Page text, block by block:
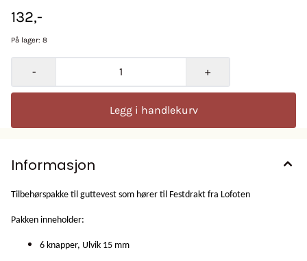
132,-
På lager: 8
- +
Legg i handlekurv
Informasjon
Tilbehørspakke til guttevest som hører til Festdrakt fra Lofoten
Pakken inneholder:
6 knapper, Ulvik 15 mm